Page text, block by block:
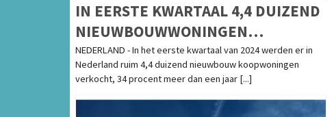
IN EERSTE KWARTAAL 4,4 DUIZEND
NIEUWBOUWWONINGEN
VERKOCHT
NEDERLAND - In het eerste kwartaal van 2024 werden er in
Nederland ruim 4,4 duizend nieuwbouw koopwoningen
verkocht, 34 procent meer dan een jaar [...]